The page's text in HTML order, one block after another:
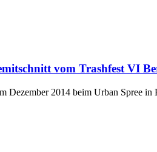
vom Trashfest VI
Dezember 2014 beim Urban Spree